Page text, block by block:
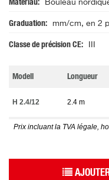
Matériau Bouleau
Graduation mm/cm, en 2
Classe de précision CE
Modell Longueur
H 2.4/12 2.4 m
Prix incluant la TVA légale,